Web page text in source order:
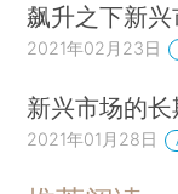
飙升之下新
2021年02月23日
新兴市场的
2021年01月28日